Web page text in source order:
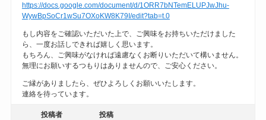
https://docs.google.com/document/d/1ORR7bNTemELUPJwJhu-
WywBpSoCr1wSu7OXoKW8K79I/edit?tab=t.0
もし内容をご確認いただいた上で、ご興味をお持ちいただけました
ら、一度お話しできれば嬉しく思います。
もちろん、ご興味がなければ遠慮なくお断りいただいて構いません。
無理にお願いするつもりはありませんので、ご安心ください。
ご縁がありましたら、ぜひよろしくお願いいたします。
連絡を待っています。
投稿者 投稿